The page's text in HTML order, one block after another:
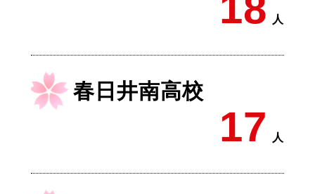
人
春日井南高校
17 人